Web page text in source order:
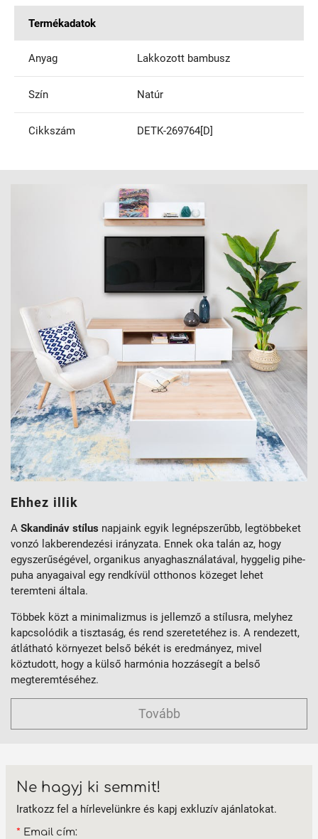
Termékadatok
Anyag Lakkozott bambusz
Szín Natúr
Cikkszám DETK-269764[D]
Ehhez illik
A Skandináv stílus napjaink egyik legnépszerűbb, legtöbbeket
vonzó lakberendezési irányzata. Ennek oka talán az, hogy
egyszerűségével, organikus anyaghasználatával, hyggelig pihe-
puha anyagaival egy rendkívül otthonos közeget lehet
teremteni általa.
Többek közt a minimalizmus is jellemző a stílusra, melyhez
kapcsolódik a tisztaság, és rend szeretetéhez is. A rendezett,
átlátható környezet belső békét is eredmányez, mivel
köztudott, hogy a külső harmónia hozzásegít a belső
megteremtéséhez.
Tovább
Ne hagyj ki semmit!
Iratkozz fel a hírlevelünkre és kapj exkluzív ajánlatokat.
* Email cím: